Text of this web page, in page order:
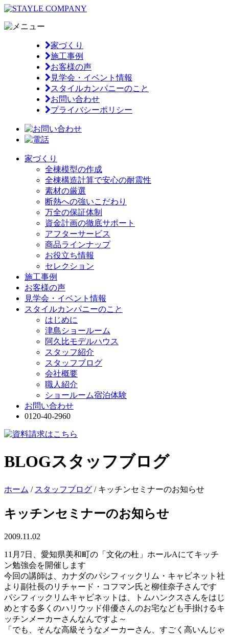
家づくり
施工事例
お客様の声
見学会・イベント情報
スタイルカンパニーのこと
お問い合わせ
プライバシーポリシー
家づくり
全棟模型の作成
全棟構造計算で安心の耐震性
素材の厳選
断熱への強いこだわり
万全の保証体制
資金計画の徹底サポート
アフターサービス
商品ラインナップ
お役立ち情報
セレクション
施工事例
お客様の声
見学会・イベント情報
スタイルカンパニーのこと
はじめに
津島ショールーム
阿久比モデルハウス
スタッフ紹介
スタッフブログ
会社概要
職人紹介
ショールーム宿泊体験
お問い合わせ
0120-40-2960
BLOGスタッフブログ
ホーム / スタッフブログ / キッチンセミナーのお知らせ
キッチンセミナーのお知らせ
2009.11.02
11月7日、愛知県美和町の「文化の杜」ホールAにてキッチ
ン勉強会を開催します
今回の講師は、カナダのパシフィックリム・キャビネット社
より副社長のリチャード・コフマン氏と柳佳奈子さんです
パシフィックリムキャビネットは、トムハンクスさんをはじ
めとする多くのハリウッド俳優さんのお宅なども手掛けるキ
ッチンメーカーさんなんですよ～
「でも、そんな高級そうなメーカーさん、すごく高いんじゃ